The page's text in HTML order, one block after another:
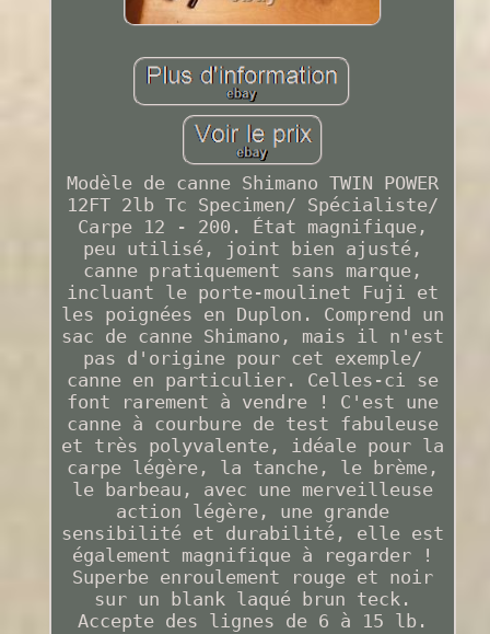
Modèle de canne Shimano TWIN POWER
12FT 2lb Tc Specimen/ Spécialiste/
Carpe 12 - 200. État magnifique,
peu utilisé, joint bien ajusté,
canne pratiquement sans marque,
incluant le porte-moulinet Fuji et
les poignées en Duplon. Comprend un
sac de canne Shimano, mais il n'est
pas d'origine pour cet exemple/
canne en particulier. Celles-ci se
font rarement à vendre ! C'est une
canne à courbure de test fabuleuse
et très polyvalente, idéale pour la
carpe légère, la tanche, le brème,
le barbeau, avec une merveilleuse
action légère, une grande
sensibilité et durabilité, elle est
également magnifique à regarder !
Superbe enroulement rouge et noir
sur un blank laqué brun teck.
Accepte des lignes de 6 à 15 lb.